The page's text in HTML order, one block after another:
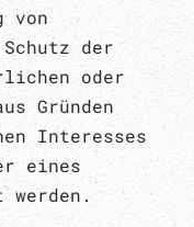
von
Schutz der
oder
Gründen
Interesses
eines